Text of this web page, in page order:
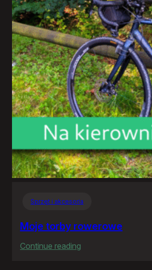
Sprzęt i akcesoria
Moje torby rowerowe
Continue reading